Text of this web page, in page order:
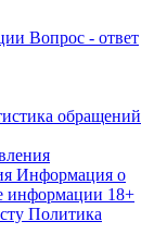
Вопрос - ответ
обращений
Информация о
информации 18+
Политика